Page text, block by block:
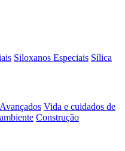
Siloxanos Especiais Sílica
Vida e cuidados de
Construção